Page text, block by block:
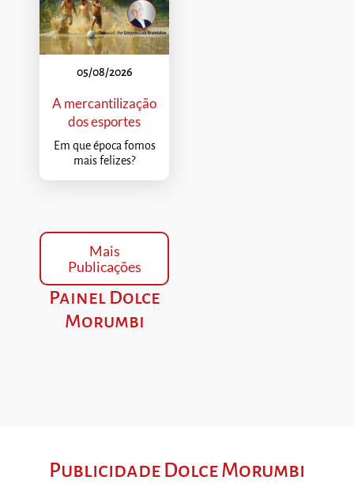
05/08/2026
A mercantilização
dos esportes
Em que época fomos
mais felizes?
Mais
Publicações
Painel Dolce
Morumbi
Publicidade Dolce Morumbi